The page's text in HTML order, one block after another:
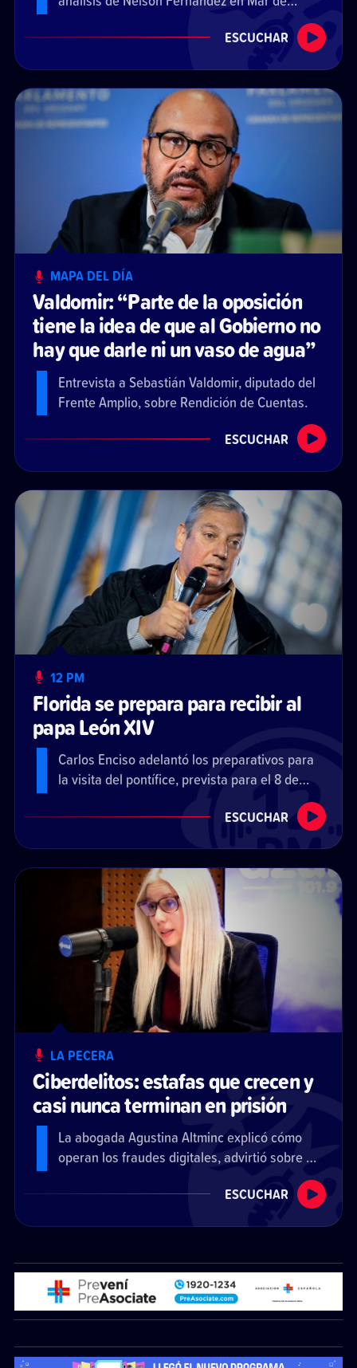
ESCUCHAR
MAPA DEL DÍA
Valdomir: “Parte de la oposición
tiene la idea de que al Gobierno no
hay que darle ni un vaso de agua”
Entrevista a Sebastián Valdomir, diputado del
Frente Amplio, sobre Rendición de Cuentas.
ESCUCHAR
12 PM
Florida se prepara para recibir al
papa León XIV
Carlos Enciso adelantó los preparativos para
la visita del pontífice, prevista para el 8 de
noviembre, y estimó que la ciudad recibirá a
decenas de miles de personas.ESCUCHAR
LA PECERA
Ciberdelitos: estafas que crecen y
casi nunca terminan en prisión
La abogada Agustina Altminc explicó cómo
operan los fraudes digitales, advirtió sobre el
para recuperar el dinero y lograr condenas
ESCUCHAR